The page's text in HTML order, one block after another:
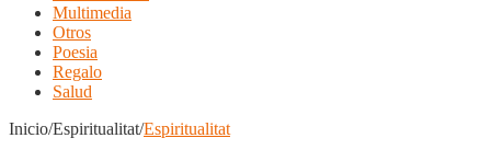
Multimedia
Otros
Poesia
Regalo
Salud
Inicio/Espiritualitat/Espiritualitat